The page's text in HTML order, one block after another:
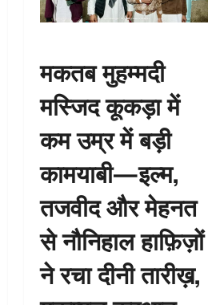
मकतब मुहम्मदी
मस्जिद कूकड़ा में
कम उम्र में बड़ी
कामयाबी—इल्म,
तजवीद और मेहनत
से नौनिहाल हाफ़िज़ों
ने रचा दीनी तारीख़,